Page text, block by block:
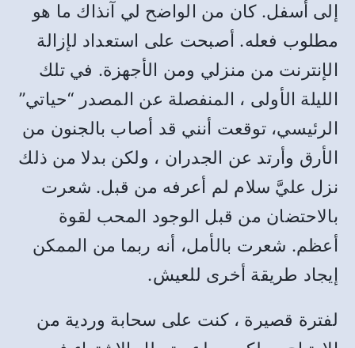
إلى أسفل. كان من الواضح لي آنذاك ما هو
مطلوب فعله. أصبحت على استعداد لإزالة
الإنترنت من منزلي ومن الأجهزة. في تلك
الليلة الأولى ، المنفصلة عن المصدر “حياتي”
الرئيسي، توقعت أنني قد أصاب بالجنون من
الأرق وأرتد عن الجدران ، ولكن بدلا من ذلك
نزل عليَّ سلام لم أعرفه من قبل. شعرت
بالاحتضان من قبل الوجود المحب لقوة
أعظم. شعرت بالأمل، أنه ربما من الممكن
إيجاد طريقة أخرى للعيش.
لفترة قصيرة ، كنت على سحابة وردية من